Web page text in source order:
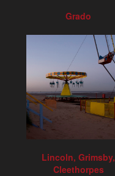
Grado
Lincoln, Grimsby,
Cleethorpes